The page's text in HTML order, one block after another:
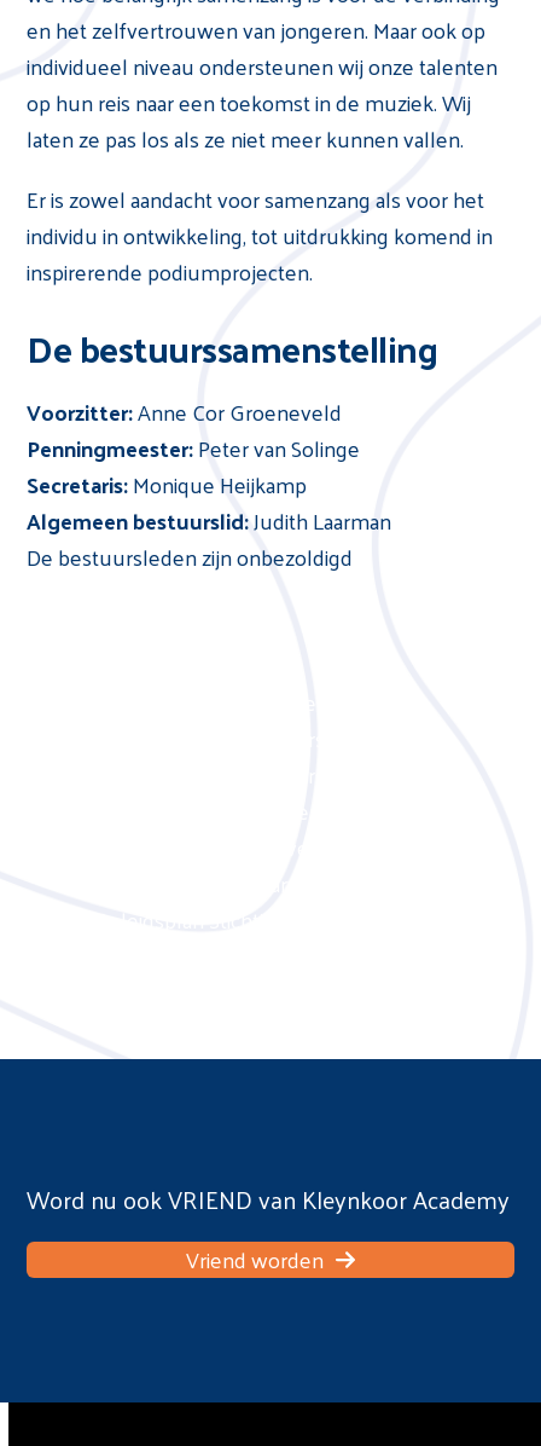
en het zelfvertrouwen van jongeren. Maar ook op
individueel niveau ondersteunen wij onze talenten
op hun reis naar een toekomst in de muziek. Wij
laten ze pas los als ze niet meer kunnen vallen.
Er is zowel aandacht voor samenzang als voor het
individu in ontwikkeling, tot uitdrukking komend in
inspirerende podiumprojecten.
De bestuurssamenstelling
Voorzitter:Anne Cor Groeneveld
Penningmeester:Peter van Solinge
Secretaris:Monique Heijkamp
Algemeen bestuurslid:Judith Laarman
De bestuursleden zijn onbezoldigd
Word nu ook VRIEND van Kleynkoor Academy
Vriend worden